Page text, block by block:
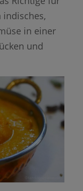
indisches,
in einer
und